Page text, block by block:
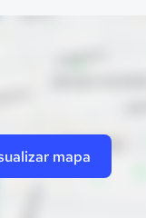
mapa